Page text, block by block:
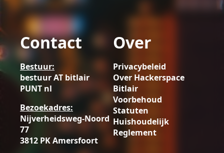
Contact
Bestuur:
bestuur AT bitlair
PUNT nl
Bezoekadres:
Nijverheidsweg-Noord
77
3812 PK Amersfoort
Over
Privacybeleid
Over Hackerspace
Bitlair
Voorbehoud
Statuten
Huishoudelijk
Reglement